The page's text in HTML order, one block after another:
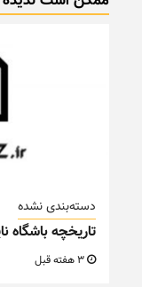
دسته‌بندی نشده
تاریخچه باشگاه